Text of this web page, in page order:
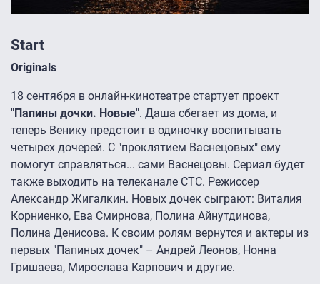
Start
Originals
18 сентября в онлайн-кинотеатре стартует проект
"Папины дочки. Новые". Даша сбегает из дома, и
теперь Венику предстоит в одиночку воспитывать
четырех дочерей. С "проклятием Васнецовых" ему
помогут справляться... сами Васнецовы. Сериал будет
также выходить на телеканале СТС. Режиссер
Александр Жигалкин. Новых дочек сыграют: Виталия
Корниенко, Ева Смирнова, Полина Айнутдинова,
Полина Денисова. К своим ролям вернутся и актеры из
первых "Папиных дочек" – Андрей Леонов, Нонна
Гришаева, Мирослава Карпович и другие.